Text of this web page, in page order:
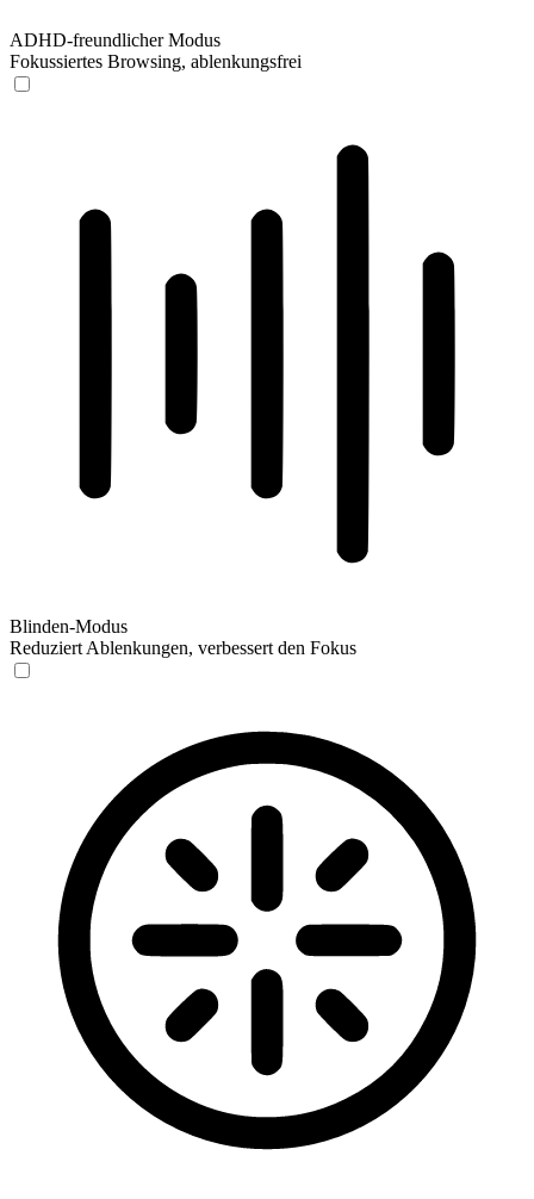
ADHD-freundlicher Modus
Fokussiertes Browsing, ablenkungsfrei
Blinden-Modus
Reduziert Ablenkungen, verbessert den Fokus